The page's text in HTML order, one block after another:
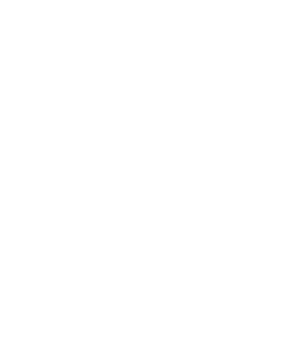
AS DecryptedTextInTarget;